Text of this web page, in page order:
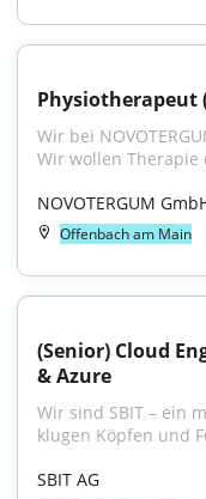
Physiotherapeut
Wir bei
Wir wollen Therapie
NOVOTERGUM
Offenbach am Main
(Senior) Cloud
& Azure
Wir sind SBIT – ein
klugen Köpfen und
SBIT AG